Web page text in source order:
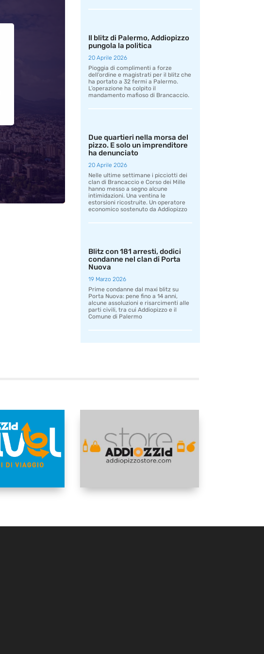
Il blitz di Palermo, Addiopizzo
pungola la politica
20 Aprile 2026
Pioggia di complimenti a forze
dell’ordine e magistrati per il blitz che
ha portato a 32 fermi a Palermo.
L’operazione ha colpito il
mandamento mafioso di Brancaccio.
Due quartieri nella morsa del
pizzo. E solo un imprenditore
ha denunciato
20 Aprile 2026
Nelle ultime settimane i picciotti dei
clan di Brancaccio e Corso dei Mille
hanno messo a segno alcune
intimidazioni. Una ventina le
estorsioni ricostruite. Un operatore
economico sostenuto da Addiopizzo
Blitz con 181 arresti, dodici
condanne nel clan di Porta
Nuova
19 Marzo 2026
Prime condanne dal maxi blitz su
Porta Nuova: pene fino a 14 anni,
alcune assoluzioni e risarcimenti alle
parti civili, tra cui Addiopizzo e il
Comune di Palermo